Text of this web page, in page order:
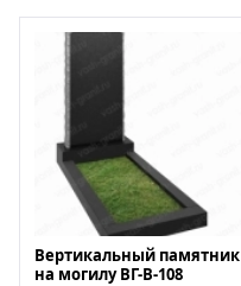
Вертикальный памятник
на могилу ВГ-В-108